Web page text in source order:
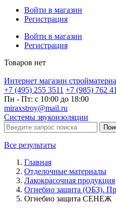
Войти в магазин
Регистрация
Войти в магазин
Регистрация
Товаров нет
Интернет магазин
+7 (495) 255 3511 +7 (985) 762
Пн - Пт: с 10:00 до 18:00
miraxstroy@mail.ru
Системы звукоизоляции
Все результаты
Главная
Отделочные материалы
Лакокрасочная продукция
Огнебио защита (ОБЗ).
Огнебио защита СЕНЕЖ